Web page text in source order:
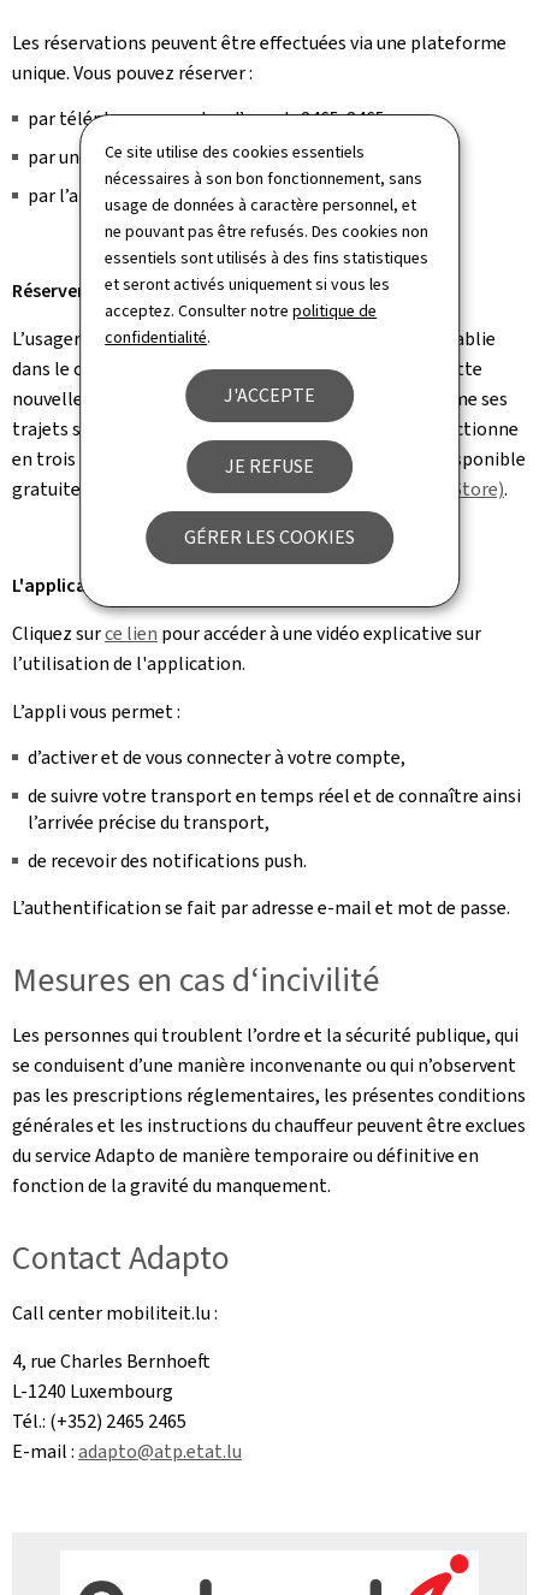
Ce site utilise des cookies essentiels
nécessaires à son bon fonctionnement, sans
usage de données à caractère personnel, et
ne pouvant pas être refusés. Des cookies non
essentiels sont utilisés à des fins statistiques
et seront activés uniquement si vous les
acceptez. Consulter notrepolitique de
confidentialité.
J'ACCEPTE
JE REFUSE
GÉRER LES COOKIES
Les réservations peuvent être effectuées via une plateforme
unique. Vous pouvez réserver :
par téléphone au centre d’appel : 2465-2465
par une
réservation en ligne
par l’application mobile Adapto.lu
Réserver son transport avec le smartphone
L’usager en possession d’une nouvelle carte Adapto établie
dans le cadre de la réforme, et donc enregistré dans cette
nouvelle plateforme, peut réserver et annuler soi-même ses
trajets sur l'application mobile. Cette application fonctionne
en trois langues (français, allemand, anglais) et est disponible
gratuitement pour
Android (Google play) IOS (App Store).
L'application Adapto.lu
Cliquez surce lien pour accéder à une vidéo explicative sur
l’utilisation de l'application.
L’appli vous permet :
d’activer et de vous connecter à votre compte,
de suivre votre transport en temps réel et de connaître ainsi
l’arrivée précise du transport,
de recevoir des notifications push.
L’authentification se fait par adresse e-mail et mot de passe.
Mesures en cas d‘incivilité
Les personnes qui troublent l’ordre et la sécurité publique, qui
se conduisent d’une manière inconvenante ou qui n’observent
pas les prescriptions réglementaires, les présentes conditions
générales et les instructions du chauffeur peuvent être exclues
du service Adapto de manière temporaire ou définitive en
fonction de la gravité du manquement.
Contact Adapto
Call center mobiliteit.lu :
4, rue Charles Bernhoeft
L-1240 Luxembourg
Tél.: (+352) 2465 2465
E-mail :adapto@atp.etat.lu